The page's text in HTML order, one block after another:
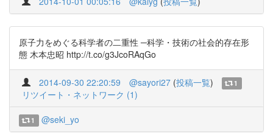
原子力をめぐる科学者の二重性 ─科学・技術の社会的存在形
態 木本忠昭 http://t.co/g3JcoRAqGo
2014-09-30 22:20:59 @sayori27 (投稿一覧) 1
リツイート・ネットワーク (1)
1 @seki_yo